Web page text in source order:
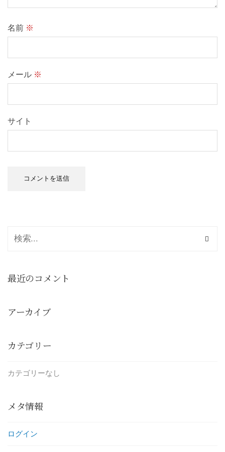
名前 ※
メール ※
サイト
最近のコメント
アーカイブ
カテゴリー
カテゴリーなし
メタ情報
ログイン